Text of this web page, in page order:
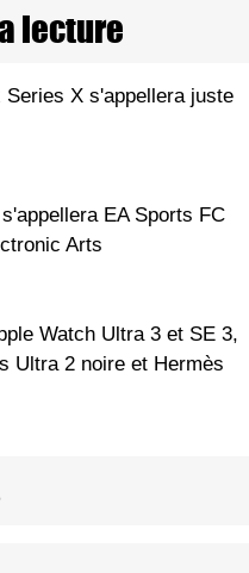
lecture
Series X s'appellera juste
EA Sports FC
Arts
Watch Ultra 3 et SE 3,
Ultra 2 noire et Hermès